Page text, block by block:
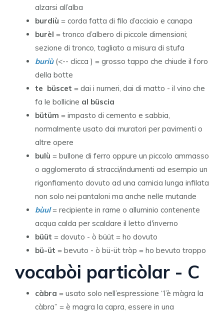
alzarsi all’alba
burdiù = corda fatta di filo d’acciaio e canapa
burèl = tronco d’albero di piccole dimensioni;
sezione di tronco, tagliato a misura di stufa
buriù(<-- clicca ) = grosso tappo che chiude il foro
della botte
te büscet = dai i numeri, dai di matto - il vino che
fa le bollicine al büscia
bütüm = impasto di cemento e sabbia,
normalmente usato dai muratori per pavimenti o
altre opere
bulù = bullone di ferro oppure un piccolo ammasso
o agglomerato di stracci/indumenti ad esempio un
rigonfiamento dovuto ad una camicia lunga infilata
non solo nei pantaloni ma anche nelle mutande
bùul = recipiente in rame o alluminio contenente
acqua calda per scaldare il letto d'inverno
büüt = dovuto - ò büüt = ho dovuto
bü-üt = bevuto - ò bü-üt tròp = ho bevuto troppo
vocabòi particòlar - C
càbra = usato solo nell’espressione “l’è màgra la
càbra” = è magra la capra, essere in una